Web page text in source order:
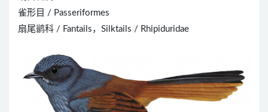
雀形目 / Passeriformes
扇尾鹟科 / Fantails，Silktails / Rhipiduridae